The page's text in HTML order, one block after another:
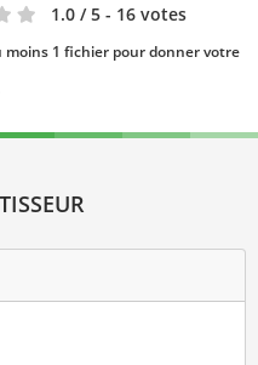
1.0 / 5 - 16 votes
1 fichier pour donner votre